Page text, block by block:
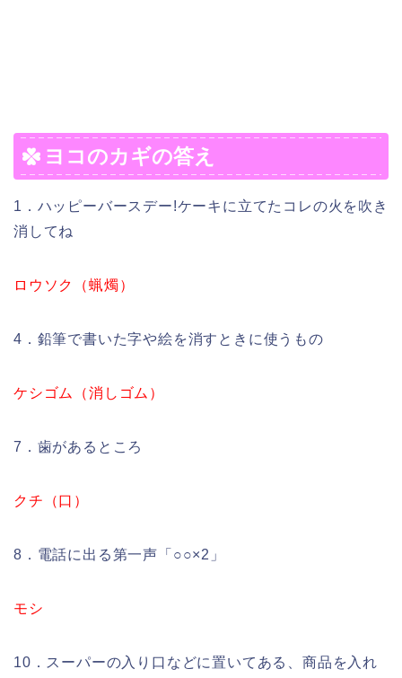
ヨコのカギの答え
1．ハッピーバースデー!ケーキに立てたコレの火を吹き
消してね
ロウソク（蝋燭）
4．鉛筆で書いた字や絵を消すときに使うもの
ケシゴム（消しゴム）
7．歯があるところ
クチ（口）
8．電話に出る第一声「○○×2」
モシ
10．スーパーの入り口などに置いてある、商品を入れ